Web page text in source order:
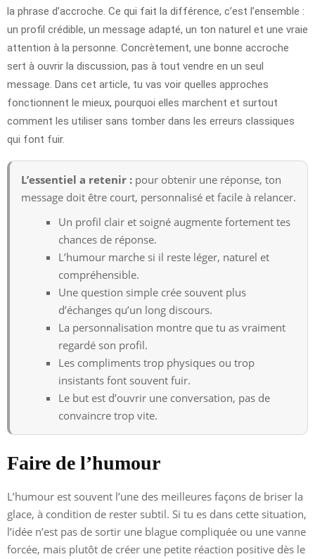
la phrase d’accroche. Ce qui fait la différence, c’est l’ensemble :
un profil crédible, un message adapté, un ton naturel et une vraie
attention à la personne. Concrètement, une bonne accroche
sert à ouvrir la discussion, pas à tout vendre en un seul
message. Dans cet article, tu vas voir quelles approches
fonctionnent le mieux, pourquoi elles marchent et surtout
comment les utiliser sans tomber dans les erreurs classiques
qui font fuir.
L’essentiel a retenir : pour obtenir une réponse, ton
message doit être court, personnalisé et facile à relancer.
Un profil clair et soigné augmente fortement tes
chances de réponse.
L’humour marche si il reste léger, naturel et
compréhensible.
Une question simple crée souvent plus
d’échanges qu’un long discours.
La personnalisation montre que tu as vraiment
regardé son profil.
Les compliments trop physiques ou trop
insistants font souvent fuir.
Le but est d’ouvrir une conversation, pas de
convaincre trop vite.
Faire de l’humour
L’humour est souvent l’une des meilleures façons de briser la
glace, à condition de rester subtil. Si tu es dans cette situation,
l’idée n’est pas de sortir une blague compliquée ou une vanne
forcée, mais plutôt de créer une petite réaction positive dès le